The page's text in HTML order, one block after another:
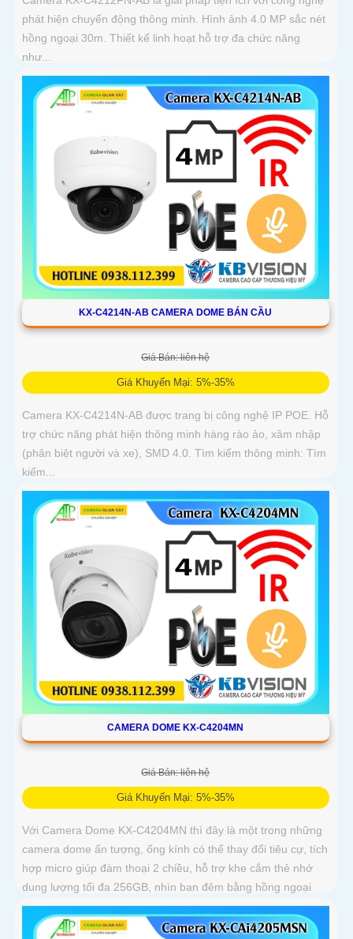
phát hiện chuyển động thông minh. Hình ảnh 4.0 MP sắc nét
hồng ngoại 30m. Thiết kế linh hoạt hỗ trợ đa chức năng
như...
KX-C4214N-AB CAMERA DOME BÁN CẦU
Giá Bán: liên hệ
Giá Khuyến Mại: 5%-35%
Camera KX-C4214N-AB được trang bị công nghệ IP POE. Hỗ
trợ chức năng phát hiện thông minh hàng rào ảo, xâm nhập
(phân biệt người và xe), SMD 4.0. Tìm kiếm thông minh: Tìm
kiếm...
CAMERA DOME KX-C4204MN
Giá Bán: liên hệ
Giá Khuyến Mại: 5%-35%
Với Camera Dome KX-C4204MN thì đây là một trong những
camera dome ấn tượng, ống kính có thể thay đổi tiêu cự, tích
hợp micro giúp đàm thoại 2 chiều, hỗ trợ khe cắm thẻ nhớ
dung lượng tối đa 256GB, nhìn ban đêm bằng hồng ngoại
lên đến 40m